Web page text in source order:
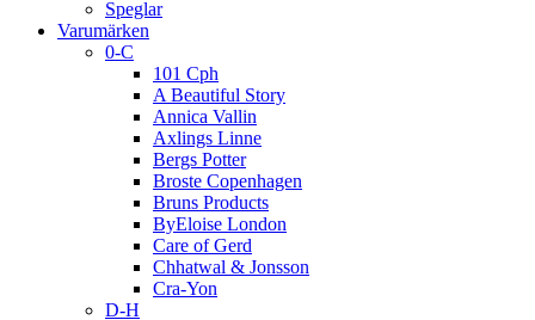
Speglar
Varumärken
0-C
101 Cph
A Beautiful Story
Annica Vallin
Axlings Linne
Bergs Potter
Broste Copenhagen
Bruns Products
ByEloise London
Care of Gerd
Chhatwal & Jonsson
Cra-Yon
D-H